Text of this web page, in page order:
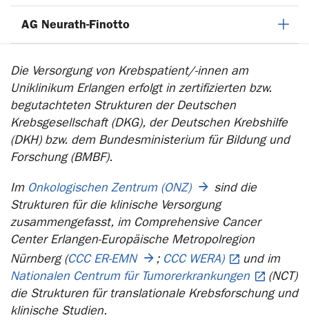
AG Neurath-Finotto
Die Versorgung von Krebspatient/-innen am
Uniklinikum Erlangen erfolgt in zertifizierten bzw.
begutachteten Strukturen der Deutschen
Krebsgesellschaft (DKG), der Deutschen Krebshilfe
(DKH) bzw. dem Bundesministerium für Bildung und
Forschung (BMBF).
Im Onkologischen Zentrum (ONZ)
sind die
Strukturen für die klinische Versorgung
zusammengefasst, im Comprehensive Cancer
Center Erlangen-Europäische Metropolregion
Nürnberg (CCC ER-EMN ; CCC WERA)
und im
Nationalen Centrum für Tumorerkrankungen
(NCT)
die Strukturen für translationale Krebsforschung und
klinische Studien.